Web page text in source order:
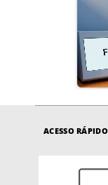
ACESSO RÁPIDO